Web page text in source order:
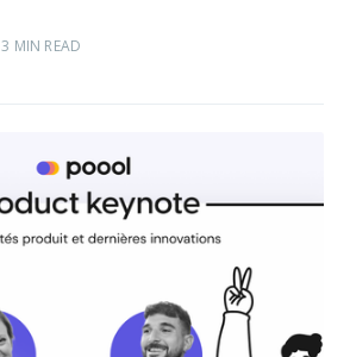
3 MIN READ